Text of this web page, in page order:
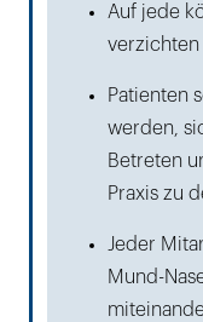
Auf jede
verzichten
Patienten
werden,
Betreten
Praxis zu
Jeder
Mund-